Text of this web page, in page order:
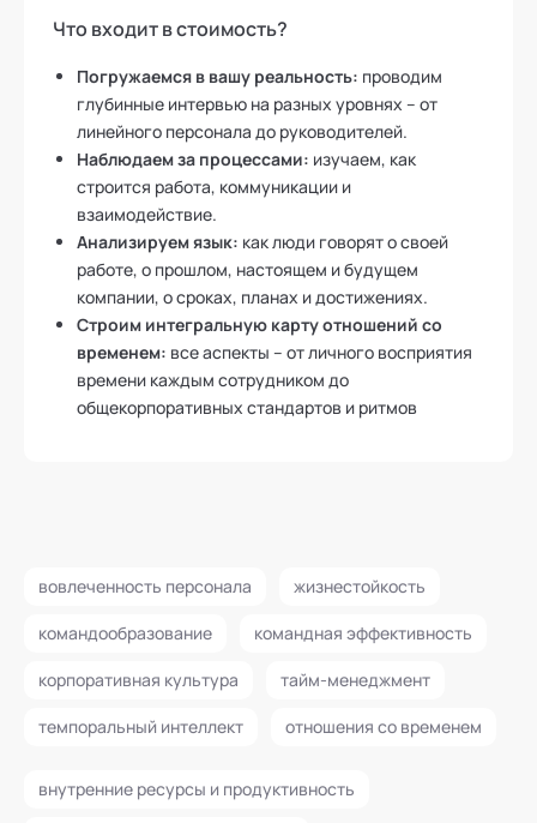
Что входит в стоимость?
Погружаемся в вашу реальность: проводим
глубинные интервью на разных уровнях – от
линейного персонала до руководителей.
Наблюдаем за процессами: изучаем, как
строится работа, коммуникации и
взаимодействие.
Анализируем язык: как люди говорят о своей
работе, о прошлом, настоящем и будущем
компании, о сроках, планах и достижениях.
Строим интегральную карту отношений со
временем: все аспекты – от личного восприятия
времени каждым сотрудником до
общекорпоративных стандартов и ритмов
вовлеченность персонала жизнестойкость
командообразование командная эффективность
корпоративная культура тайм-менеджмент
темпоральный интеллект отношения со временем
внутренние ресурсы и продуктивность